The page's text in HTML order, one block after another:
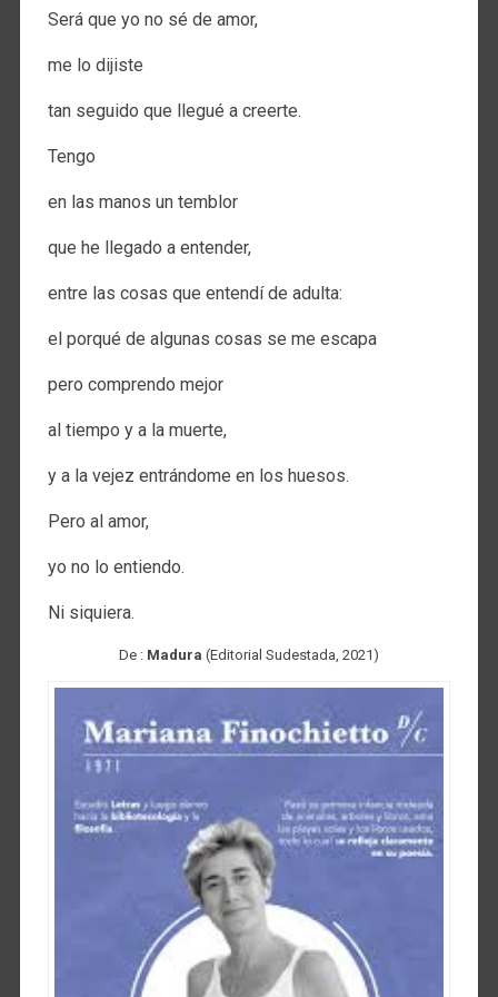
Será que yo no sé de amor,
me lo dijiste
tan seguido que llegué a creerte.
Tengo
en las manos un temblor
que he llegado a entender,
entre las cosas que entendí de adulta:
el porqué de algunas cosas se me escapa
pero comprendo mejor
al tiempo y a la muerte,
y a la vejez entrándome en los huesos.
Pero al amor,
yo no lo entiendo.
Ni siquiera.
De : Madura (Editorial Sudestada, 2021)